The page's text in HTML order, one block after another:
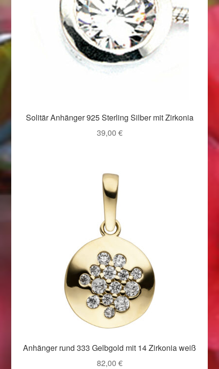
Valentinstag 2016
Valentinstag Geschenke
Weihnachtsangebote 2015
Weihnachtsangebote 2017
Weihnachtsangebote 2018
Weihnachtsangebote 2019
Weihnachtsangebote 2020
Weihnachtsangebote 2021
Solitär Anhänger 925 Sterling Silber mit Zirkonia
39,00 €
Anhänger rund 333 Gelbgold mit 14 Zirkonia weiß
82,00 €